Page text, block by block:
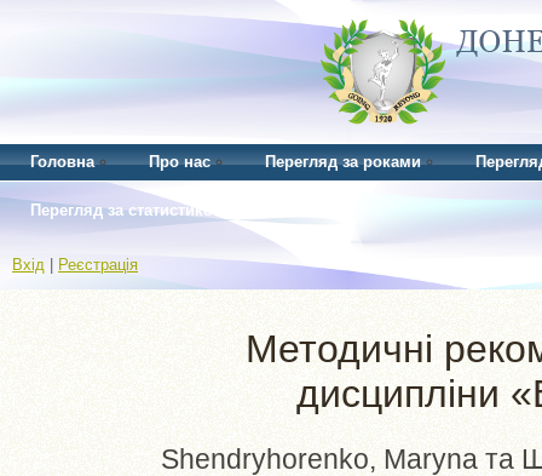
Головна Про нас Перегляд за роками
Перегляд за статистикою
Вхід Реєстрація
Методичні
дисципліни
Shendryhorenko, Maryna та